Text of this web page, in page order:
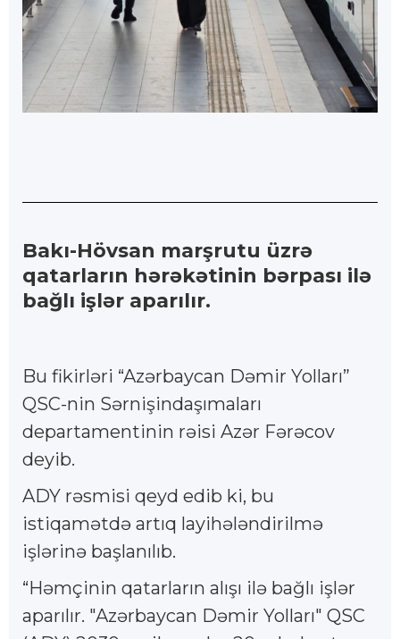
Bakı-Hövsan marşrutu üzrə
qatarların hərəkətinin bərpası ilə
bağlı işlər aparılır.
Bu fikirləri “Azərbaycan Dəmir Yolları”
QSC-nin Sərnişindaşımaları
departamentinin rəisi Azər Fərəcov
deyib.
ADY rəsmisi qeyd edib ki, bu
istiqamətdə artıq layihələndirilmə
işlərinə başlanılıb.
“Həmçinin qatarların alışı ilə bağlı işlər
aparılır. "Azərbaycan Dəmir Yolları" QSC